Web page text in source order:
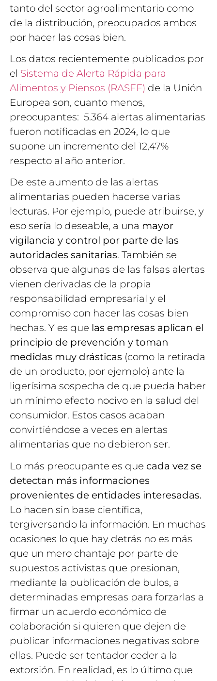
tanto del sector agroalimentario como
de la distribución, preocupados ambos
por hacer las cosas bien.
Los datos recientemente publicados por
el Sistema de Alerta Rápida para
Alimentos y Piensos (RASFF) de la Unión
Europea son, cuanto menos,
preocupantes: 5.364 alertas alimentarias
fueron notificadas en 2024, lo que
supone un incremento del 12,47%
respecto al año anterior.
De este aumento de las alertas
alimentarias pueden hacerse varias
lecturas. Por ejemplo, puede atribuirse, y
eso sería lo deseable, a una mayor
vigilancia y control por parte de las
autoridades sanitarias. También se
observa que algunas de las falsas alertas
vienen derivadas de la propia
responsabilidad empresarial y el
compromiso con hacer las cosas bien
hechas. Y es que las empresas aplican el
principio de prevención y toman
medidas muy drásticas (como la retirada
de un producto, por ejemplo) ante la
ligerísima sospecha de que pueda haber
un mínimo efecto nocivo en la salud del
consumidor. Estos casos acaban
convirtiéndose a veces en alertas
alimentarias que no debieron ser.
Lo más preocupante es que cada vez se
detectan más informaciones
provenientes de entidades interesadas.
Lo hacen sin base científica,
tergiversando la información. En muchas
ocasiones lo que hay detrás no es más
que un mero chantaje por parte de
supuestos activistas que presionan,
mediante la publicación de bulos, a
determinadas empresas para forzarlas a
firmar un acuerdo económico de
colaboración si quieren que dejen de
publicar informaciones negativas sobre
ellas. Puede ser tentador ceder a la
extorsión. En realidad, es lo último que